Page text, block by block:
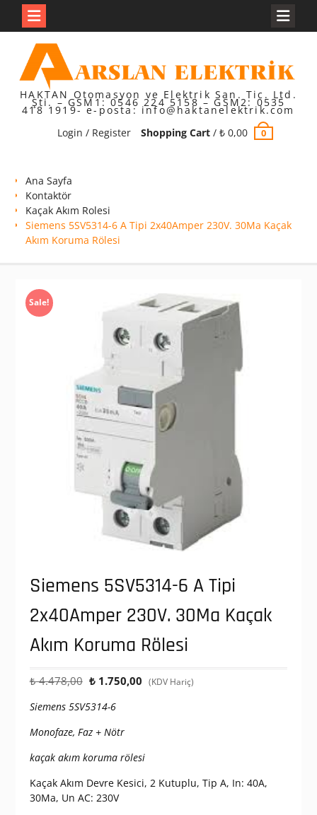
content
HAKTAN Otomasyon ve Elektrik San. Tic. Ltd.
Şti. – GSM1: 0546 224 5158 – GSM2: 0535
418 1919- e-posta: info@haktanelektrik.com
Login / Register
Shopping Cart/ ₺0,00 0
Ana Sayfa
Kontaktör
Kaçak Akım Rolesi
Siemens 5SV5314-6 A Tipi 2x40Amper 230V. 30Ma Kaçak
Akım Koruma Rölesi
Sale!
Siemens 5SV5314-6 A Tipi
2x40Amper 230V. 30Ma Kaçak
Akım Koruma Rölesi
₺4.478,00 Orijinal
₺ 4.478,00.
₺1.750,00 Şu
(KDV Hariç)
Siemens 5SV5314-6
Monofaze, Faz + Nötr
kaçak akım koruma rölesi
Kaçak Akım Devre Kesici, 2 Kutuplu, Tip A, In: 40A,
30Ma, Un AC: 230V